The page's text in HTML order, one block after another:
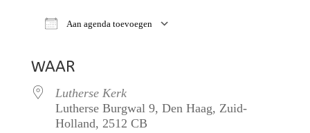
Aan agenda toevoegen
WAAR
Lutherse Kerk
Lutherse Burgwal 9, Den Haag, Zuid-
Holland, 2512 CB